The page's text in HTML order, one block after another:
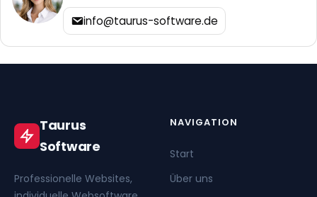
info@taurus-software.de
Taurus
Software
Professionelle Websites,
NAVIGATION
Start
Über uns